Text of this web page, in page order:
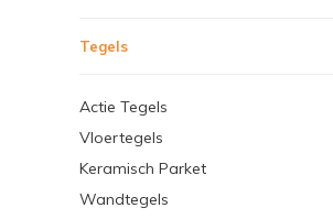
Tegels
Actie Tegels
Vloertegels
Keramisch Parket
Wandtegels